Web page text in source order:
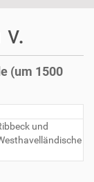
(um 1500
und